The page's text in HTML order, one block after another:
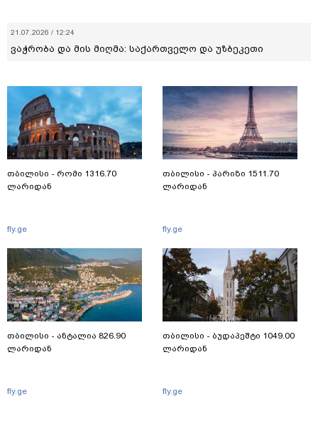
21.07.2026 / 12:24
ვაჭრობა და მის მიღმა: საქართველო და უზბეკეთი
თბილისი - რომი 1316.70
ლარიდან
fly.ge
თბილისი - ანტალია 826.90
ლარიდან
fly.ge
თბილისი - პარიზი 1511.70
ლარიდან
fly.ge
თბილისი - ბუდაპეშტი 1049.00
ლარიდან
fly.ge